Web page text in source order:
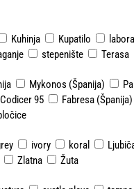
Kuhinja Kupatilo
stepenište Terasa
Mykonos (Španija)
Codicer 95 Fabresa (Španija)
ivory koral
Zlatna
Žuta